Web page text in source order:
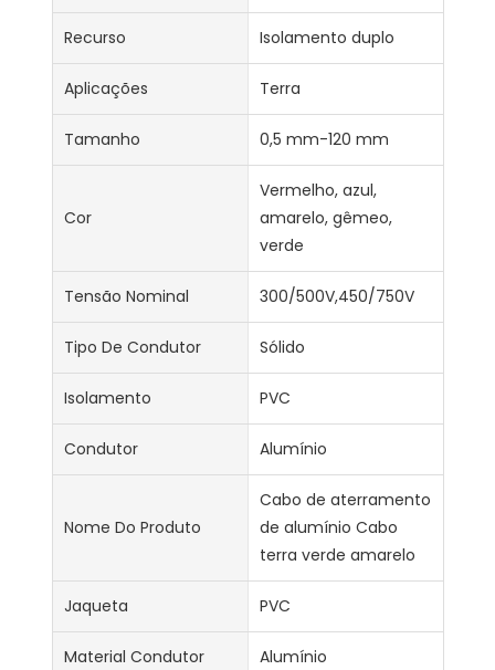
Recurso Isolamento duplo
Aplicações Terra
Tamanho 0,5 mm-120 mm
Cor
Vermelho, azul,
amarelo, gêmeo,
verde
Tensão Nominal 300/500V,450/750V
Tipo De Condutor Sólido
Isolamento PVC
Condutor Alumínio
Nome Do Produto
Cabo de aterramento
de alumínio Cabo
terra verde amarelo
Jaqueta PVC
Material Condutor Alumínio